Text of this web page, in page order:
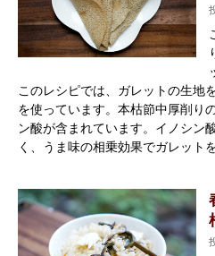
このレシピでは、ガレットの生地
を使っています。本枯節中厚削り
ン酸が含まれています。イノシン
く、うま味の相乗効果でガレット